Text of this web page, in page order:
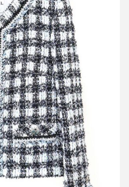
ーカラーツイードジャケット
円
る